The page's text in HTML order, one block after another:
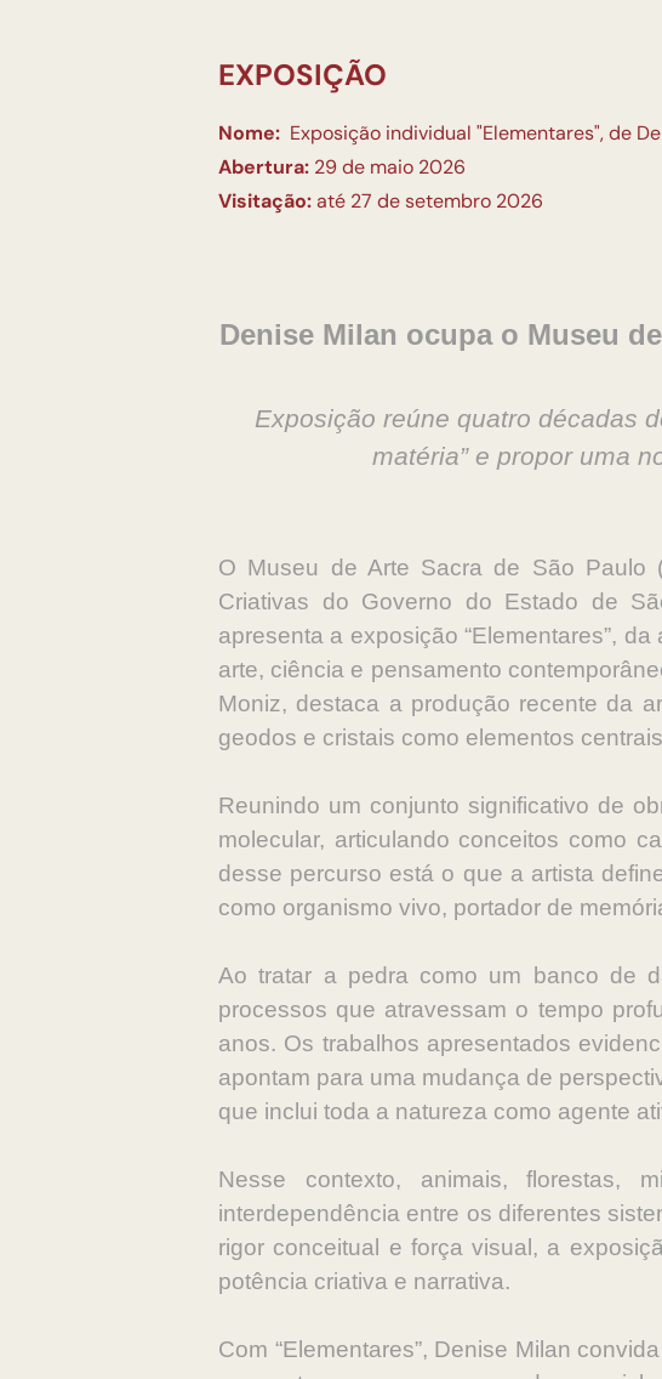
EXPOSIÇÃO
Nome: Exposição individual "Elementares", de
Abertura: 29 de maio 2026
Visitação:até 27 de setembro 2026
Denise Milan ocupa o Museu
Exposição reúne quatro décadas
matéria” e propor uma
O Museu de Arte Sacra de São Paulo
Criativas do Governo do Estado de
apresenta a exposição “Elementares”,
arte, ciência e pensamento
Moniz, destaca a produção recente da
geodos e cristais como elementos
Reunindo um conjunto significativo de
molecular, articulando conceitos como
desse percurso está o que a artista
como organismo vivo, portador de
Ao tratar a pedra como um banco de
processos que atravessam o tempo
anos. Os trabalhos apresentados
apontam para uma mudança de
que inclui toda a natureza como agente
Nesse contexto, animais, florestas,
interdependência entre os diferentes
rigor conceitual e força visual, a
potência criativa e narrativa.
Com “Elementares”, Denise Milan